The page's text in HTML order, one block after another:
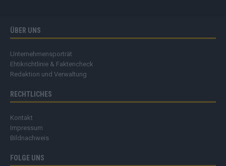
ÜBER UNS
Unternehmensporträt
Ehtikrichtlinie & Faktencheck
Redaktion und Verwaltung
RECHTLICHES
Kontakt
Impressum
Bildnachweis
FOLGE UNS